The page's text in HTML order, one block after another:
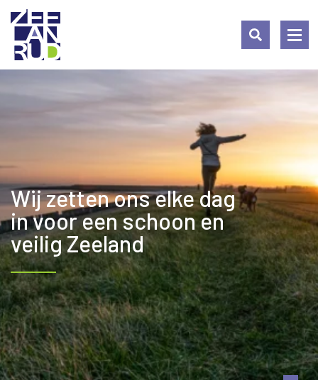
Wij zetten ons elke dag
in voor een schoon en
veilig Zeeland